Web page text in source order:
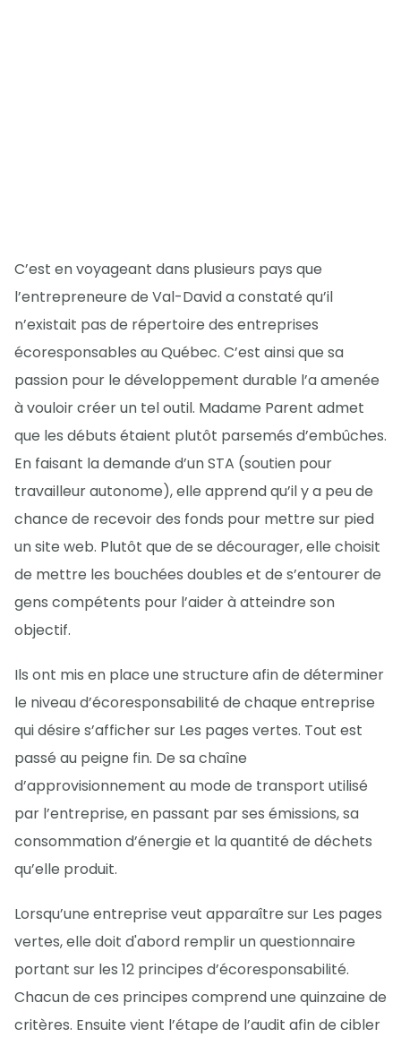
C’est en voyageant dans plusieurs pays que
l’entrepreneure de Val-David a constaté qu’il
n’existait pas de répertoire des entreprises
écoresponsables au Québec. C’est ainsi que sa
passion pour le développement durable l’a amenée
à vouloir créer un tel outil. Madame Parent admet
que les débuts étaient plutôt parsemés d’embûches.
En faisant la demande d’un STA (soutien pour
travailleur autonome), elle apprend qu’il y a peu de
chance de recevoir des fonds pour mettre sur pied
un site web. Plutôt que de se décourager, elle choisit
de mettre les bouchées doubles et de s’entourer de
gens compétents pour l’aider à atteindre son
objectif.
Ils ont mis en place une structure afin de déterminer
le niveau d’écoresponsabilité de chaque entreprise
qui désire s’afficher sur Les pages vertes. Tout est
passé au peigne fin. De sa chaîne
d’approvisionnement au mode de transport utilisé
par l’entreprise, en passant par ses émissions, sa
consommation d’énergie et la quantité de déchets
qu’elle produit.
Lorsqu’une entreprise veut apparaître sur Les pages
vertes, elle doit d'abord remplir un questionnaire
portant sur les 12 principes d’écoresponsabilité.
Chacun de ces principes comprend une quinzaine de
critères. Ensuite vient l’étape de l’audit afin de cibler